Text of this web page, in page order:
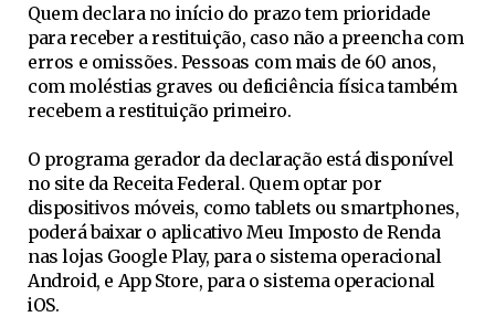
Quem declara no início do prazo tem prioridade
para receber a restituição, caso não a preencha com
erros e omissões. Pessoas com mais de 60 anos,
com moléstias graves ou deficiência física também
recebem a restituição primeiro.
O programa gerador da declaração está disponível
no site da Receita Federal. Quem optar por
dispositivos móveis, como tablets ou smartphones,
poderá baixar o aplicativo Meu Imposto de Renda
nas lojas Google Play, para o sistema operacional
Android, e App Store, para o sistema operacional
iOS.